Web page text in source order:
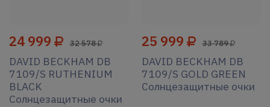
24 999 32 578
DAVID BECKHAM DB
7109/S RUTHENIUM
BLACK
Солнцезащитные очки
25 999 33 789
DAVID BECKHAM DB
7109/S GOLD GREEN
Солнцезащитные очки